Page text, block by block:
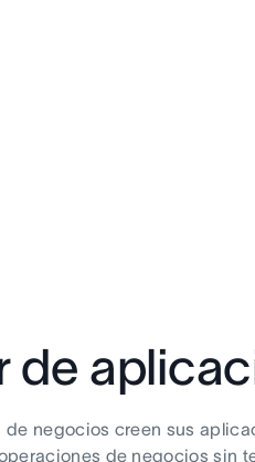
de
negocios creen sus
de negocios sin